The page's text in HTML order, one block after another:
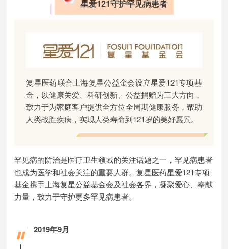
星爱121守护罕见病患者
复星医药联合上海复星公益金会设立星爱121专项基
金，以健康关爱、科研创新、公益捐赠为三大方向，
致力于为家庭客户提供全方位全周期健康服务，帮助
人类战胜疾病，实现人类寿命到121岁的美好愿景。
罕见病的防治是医疗卫生领域的关注话题之一，罕见病患者
也成为医学和社会关注的重要人群。复星医药星爱121专项
基金携手上海复星公益基金会及社会各界，凝聚爱心、奉献
力量，致力于守护更多罕见病患者。
2019年9月